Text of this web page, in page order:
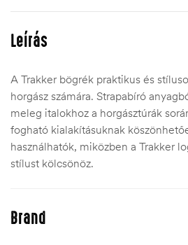
Leírás
A Trakker bögrék praktikus és
horgász számára. Strapabíró
meleg italokhoz a horgásztúrák
fogható kialakításuknak
használhatók, miközben a Trakker
stílust kölcsönöz.
Brand